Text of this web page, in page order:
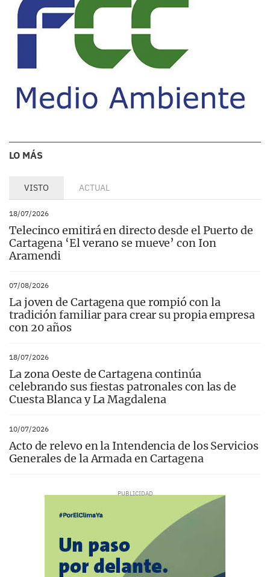
LO MÁS
VISTO ACTUAL
18/07/2026
Telecinco emitirá en directo desde el Puerto de
Cartagena ‘El verano se mueve’ con Ion
Aramendi
07/08/2026
La joven de Cartagena que rompió con la
tradición familiar para crear su propia empresa
con 20 años
18/07/2026
La zona Oeste de Cartagena continúa
celebrando sus fiestas patronales con las de
Cuesta Blanca y La Magdalena
10/07/2026
Acto de relevo en la Intendencia de los Servicios
Generales de la Armada en Cartagena